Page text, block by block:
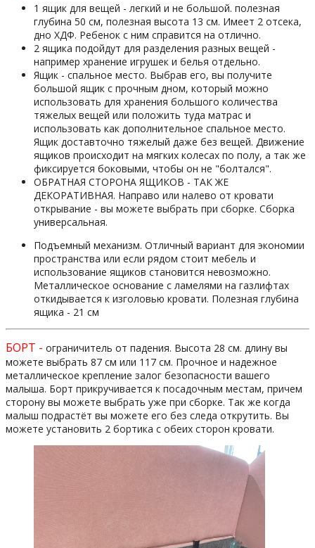
1 ящик для вещей - легкий и не большой. полезная
глубина 50 см, полезная высота 13 см. Имеет 2 отсека,
дно ХДФ. Ребенок с ним справится на отлично.
2 ящика подойдут для разделения разных вещей -
например хранение игрушек и белья отдельно.
Ящик - спальное место. Выбрав его, вы получите
большой ящик с прочным дном, который можно
использовать для хранения большого количества
тяжелых вещей или положить туда матрас и
использовать как дополнительное спальное место.
Ящик доставточно тяжелый даже без вещей. Движение
ящиков происходит на мягких колесах по полу, а так же
фиксируется боковыми, чтобы он не "болтался".
ОБРАТНАЯ СТОРОНА ЯЩИКОВ - ТАК ЖЕ
ДЕКОРАТИВНАЯ. Направо или налево от кровати
открывание - вы можете выбрать при сборке. Сборка
универсальная.
Подъемный механизм. Отличный вариант для экономии
пространства или если рядом стоит мебель и
использование ящиков становится невозможно.
Металлическое основание с ламелями на газлифтах
откидывается к изголовью кровати. Полезная глубина
ящика - 21 см
БОРТ - ограничитель от падения. Высота 28 см. длину вы
можете выбрать 87 см или 117 см. Прочное и надежное
металлическое крепление залог безопасности вашего
малыша. Борт прикручивается к посадочным местам, причем
сторону вы можете выбрать уже при сборке. Так же когда
малыш подрастёт вы можете его без следа открутить. Вы
можете установить 2 бортика с обеих сторон кровати.